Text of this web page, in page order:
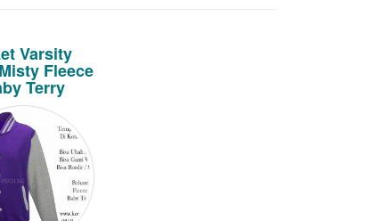
Varsity
Fleece
Terry